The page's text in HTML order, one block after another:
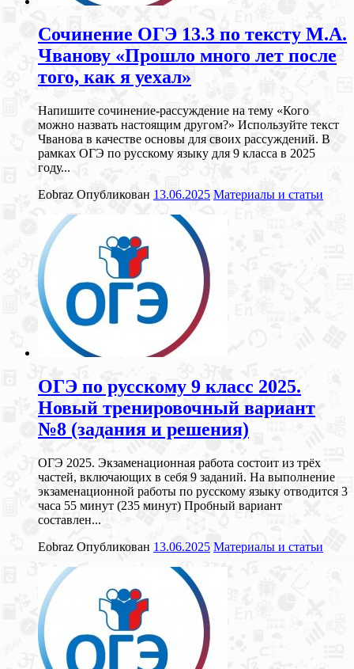
Сочинение ОГЭ 13.3 по тексту М.А.
Чванову «Прошло много лет после
того, как я уехал»
Напишите сочинение-рассуждение на тему «Кого
можно назвать настоящим другом?» Используйте текст
Чванова в качестве основы для своих рассуждений. В
рамках ОГЭ по русскому языку для 9 класса в 2025
году...
Eobraz Опубликован 13.06.2025 Материалы и статьи
ОГЭ по русскому 9 класс 2025.
Новый тренировочный вариант
№8 (задания и решения)
ОГЭ 2025. Экзаменационная работа состоит из трёх
частей, включающих в себя 9 заданий. На выполнение
экзаменационной работы по русскому языку отводится 3
часа 55 минут (235 минут) Пробный вариант
составлен...
Eobraz Опубликован 13.06.2025 Материалы и статьи